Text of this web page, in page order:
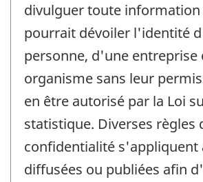
divulguer toute information
pourrait dévoiler l'identité
personne, d'une entreprise
organisme sans leur
en être autorisé par la Loi
statistique. Diverses règles
confidentialité s'appliquent
diffusées ou publiées afin